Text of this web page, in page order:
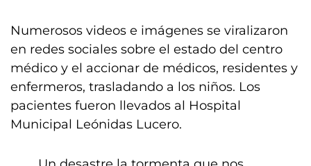
Numerosos videos e imágenes se viralizaron
en redes sociales sobre el estado del centro
médico y el accionar de médicos, residentes y
enfermeros, trasladando a los niños. Los
pacientes fueron llevados al Hospital
Municipal Leónidas Lucero.